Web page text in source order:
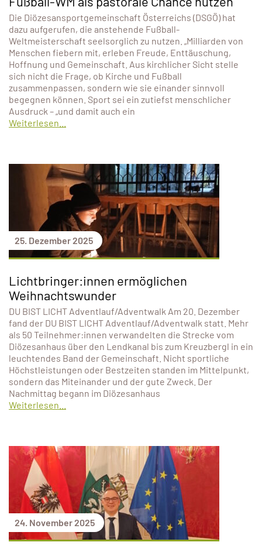
Die Diözesansportgemeinschaft Österreichs (DSGÖ) hat
dazu aufgerufen, die anstehende Fußball-
Weltmeisterschaft seelsorglich zu nutzen. „Milliarden von
Menschen fiebern mit, erleben Freude, Enttäuschung,
Hoffnung und Gemeinschaft. Aus kirchlicher Sicht stelle
sich nicht die Frage, ob Kirche und Fußball
zusammenpassen, sondern wie sie einander sinnvoll
begegnen können. Sport sei ein zutiefst menschlicher
Ausdruck – „und damit auch ein
Weiterlesen...
25. Dezember 2025
Lichtbringer:innen ermöglichen
Weihnachtswunder
DU BIST LICHT Adventlauf/Adventwalk Am 20. Dezember
fand der DU BIST LICHT Adventlauf/Adventwalk statt. Mehr
als 50 Teilnehmer:innen verwandelten die Strecke vom
Diözesanhaus über den Lendkanal bis zum Kreuzbergl in ein
leuchtendes Band der Gemeinschaft. Nicht sportliche
Höchstleistungen oder Bestzeiten standen im Mittelpunkt,
sondern das Miteinander und der gute Zweck. Der
Nachmittag begann im Diözesanhaus
Weiterlesen...
24. November 2025